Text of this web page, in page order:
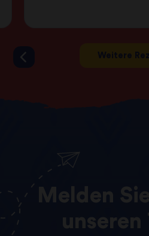
Weitere
Melden
unseren